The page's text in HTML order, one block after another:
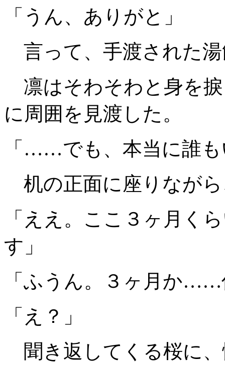
「うん、ありがと」
言って、手渡された
凛はそわそわと身を
に周囲を見渡した。
「……でも、本当に誰
机の正面に座りなが
「ええ。ここ３ヶ月く
す」
「ふうん。３ヶ月か
「え？」
聞き返してくる桜に